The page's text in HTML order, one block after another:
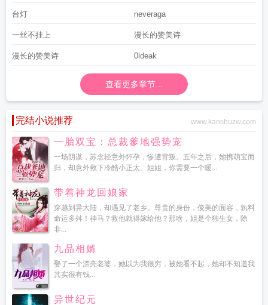
台灯 neveraga
一丝不挂上 漫长的赞美诗
漫长的赞美诗 0ldeak
查看更多章节...
完结小说推荐 www.kanshuzw.com
一胎双宝：总裁爹地强势宠
一场阴谋，苏念轻意外怀孕，惨遭背叛。五年之后，她携萌宝而
归，却意外救下冷酷小正太。姐姐，你需要一个暖...
带着神龙回娘家
穿越到异大陆，却遇见了老乡。尊贵的身份，俊美的面容，孰料
命运多舛！神马？救他就得嫁给他？那啥，姐是个独生女，除
非...
九品相婿
娶了一个漂亮老婆，她以为我很穷，被她看不起，她却不知道我
其实很有钱...
异世纪元